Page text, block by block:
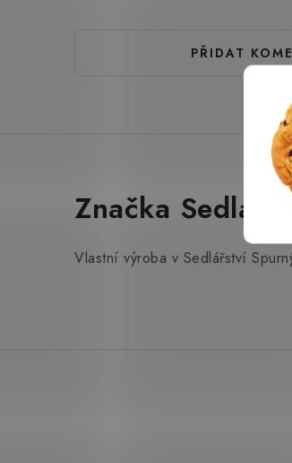
PŘIDAT
Značka
Vlastní výroba v Sedlářství